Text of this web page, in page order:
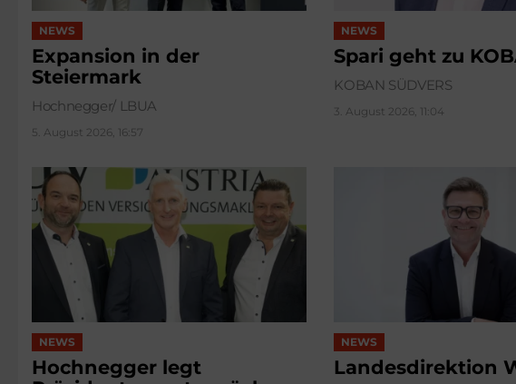
NEWS
Expansion in der
Steiermark
Hochnegger/ LBUA
5. August 2026, 16:57
NEWS
Spari geht zu
KOBAN SÜDVERS
3. August 2026, 11:04
NEWS
Hochnegger legt
NEWS
Landesdirektion